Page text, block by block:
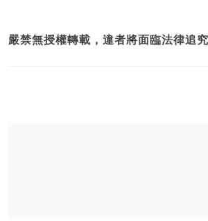
嚴禁無授權轉載，違者將面臨法律追究